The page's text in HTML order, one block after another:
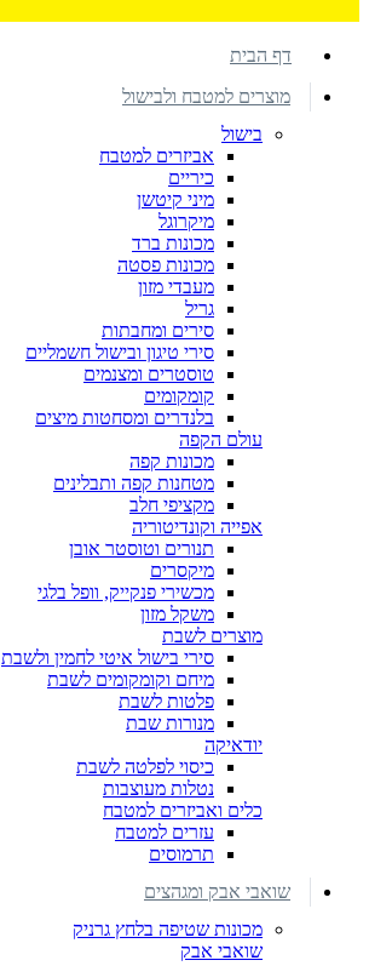
דף הבית
מוצרים למטבח ולבישול
בישול
אביזרים למטבח
כיריים
מיני קיטשן
מיקרוגל
מכונות ברד
מכונות פסטה
מעבדי מזון
גריל
סירים ומחבתות
סירי טיגון ובישול חשמליים
טוסטרים ומצנמים
קומקומים
בלנדרים ומסחטות מיצים
עולם הקפה
מכונות קפה
מטחנות קפה ותבלינים
מקציפי חלב
אפייה וקונדיטוריה
תנורים וטוסטר אובן
מיקסרים
מכשירי פנקייק, וופל בלגי
משקל מזון
מוצרים לשבת
סירי בישול איטי לחמין ולשבת
מיחם וקומקומים לשבת
פלטות לשבת
מנורות שבת
יודאיקה
כיסוי לפלטה לשבת
נטלות מעוצבות
כלים ואביזרים למטבח
עזרים למטבח
תרמוסים
שואבי אבק ומגהצים
מכונות שטיפה בלחץ גרניק
שואבי אבק